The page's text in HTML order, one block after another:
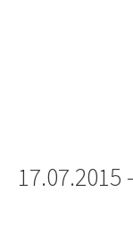
17.07.2015